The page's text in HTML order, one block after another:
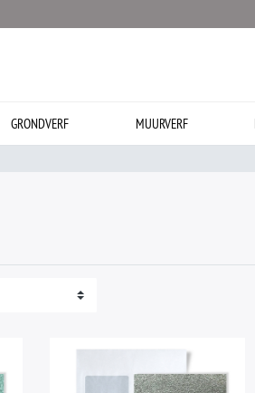
GRONDVERF MUURVERF